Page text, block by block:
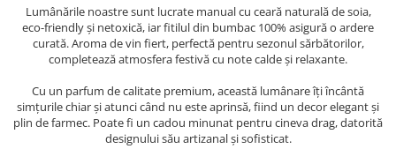
Lumânările noastre sunt lucrate manual cu ceară naturală de soia,
eco-friendly și netoxică, iar fitilul din bumbac 100% asigură o ardere
curată. Aroma de vin fiert, perfectă pentru sezonul sărbătorilor,
completează atmosfera festivă cu note calde și relaxante.
Cu un parfum de calitate premium, această lumânare îți încântă
simțurile chiar și atunci când nu este aprinsă, fiind un decor elegant și
plin de farmec. Poate fi un cadou minunat pentru cineva drag, datorită
designului său artizanal și sofisticat.